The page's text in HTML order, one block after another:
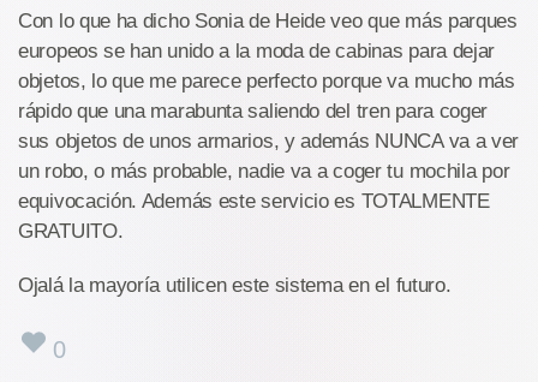
Con lo que ha dicho Sonia de Heide veo que más parques
europeos se han unido a la moda de cabinas para dejar
objetos, lo que me parece perfecto porque va mucho más
rápido que una marabunta saliendo del tren para coger
sus objetos de unos armarios, y además NUNCA va a ver
un robo, o más probable, nadie va a coger tu mochila por
equivocación. Además este servicio es TOTALMENTE
GRATUITO.
Ojalá la mayoría utilicen este sistema en el futuro.
0